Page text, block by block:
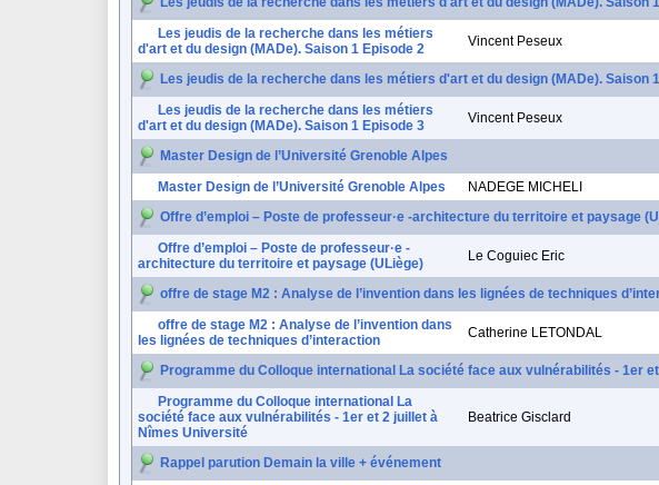
Les jeudis de la recherche dans les métiers
d'art et du design (MADe). Saison 1 Episode 2
Vincent Peseux
Les jeudis de la recherche dans les métiers d'art et du design (MADe). Saison
Les jeudis de la recherche dans les métiers
d'art et du design (MADe). Saison 1 Episode 3
Vincent Peseux
Master Design de l’Université Grenoble Alpes
Master Design de l’Université Grenoble Alpes
NADEGE MICHELI
Offre d’emploi – Poste de professeur·e -architecture du territoire et paysage
Offre d’emploi – Poste de professeur·e -
architecture du territoire et paysage (ULiège)
Le Coguiec Eric
offre de stage M2 : Analyse de l’invention dans les lignées de techniques
offre de stage M2 : Analyse de l’invention dans
les lignées de techniques d’interaction
Catherine LETONDAL
Programme du Colloque international La société face aux vulnérabilités - 1er
Programme du Colloque international La
société face aux vulnérabilités - 1er et 2 juillet à
Nîmes Université
Beatrice Gisclard
Rappel parution Demain la ville + événement